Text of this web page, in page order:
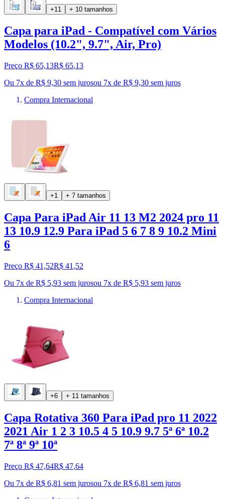
+11 + 10 tamanhos
Capa para iPad - Compatível com Vários
Modelos (10.2", 9.7", Air, Pro)
Preço R$ 65,13R$ 65,13
Ou 7x de R$ 9,30 sem jurosou 7x de R$ 9,30 sem juros
Compra Internacional
+1 + 7 tamanhos
Capa Para iPad Air 11 13 M2 2024 pro 11
13 10.9 12.9 Para iPad 5 6 7 8 9 10.2 Mini
6
Preço R$ 41,52R$ 41 ,52
Ou 7x de R$ 5,93 sem jurosou 7x de R$ 5,93 sem juros
Compra Internacional
+6 + 11 tamanhos
Capa Rotativa 360 Para iPad pro 11 2022
2021 Air 1 2 3 10.5 4 5 10.9 9.7 5ª 6ª 10.2
7ª 8ª 9ª 10ª
Preço R$ 47,64R$ 47,64
Ou 7x de R$ 6,81 sem jurosou 7x de R$ 6,81 sem juros